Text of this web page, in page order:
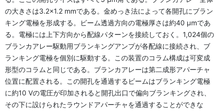
の大きさは3.2×1.2 mmである。金めっき法によって各開孔にブラン
キング電極を形成する。ビーム透過方向の電極厚さは約40 μmであ
る。電極には上下方向から配線パターンを接続しておく。1,024個の
ブランカアレー駆動用ブランキングアンプが各配線に接続され、ブ
ランキング電極を個別に駆動する。この装置のコラム構成は可変成
形型のコラムと同じである。ブランカアレーは第二成形アパーチャ
位置に配置される。この開孔を通過するビームはブランキング電極
に約10 Vの電圧が印加されると開孔出口で偏向ブランキングされ、
その下に設けられたラウンドアパーチャを通過することができな